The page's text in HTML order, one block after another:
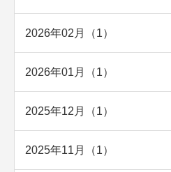
2026年02月（1）
2026年01月（1）
2025年12月（1）
2025年11月（1）